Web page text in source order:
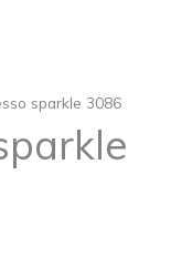
sparkle 3086